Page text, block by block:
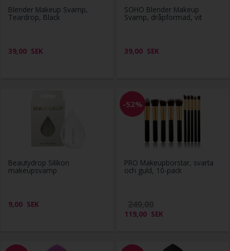
Blender Makeup Svamp,
Teardrop, Black
39,00 SEK
SOHO Blender Makeup
Svamp, dråpformad, vit
39,00 SEK
Beautydrop Silikon
makeupsvamp
9,00 SEK
-52%
PRO Makeupborstar, svarta
och guld, 10-pack
119,00 SEK